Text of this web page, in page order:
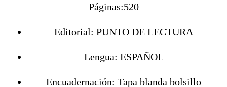
Páginas:520
Editorial: PUNTO DE LECTURA
Lengua: ESPAÑOL
Encuadernación: Tapa blanda bolsillo